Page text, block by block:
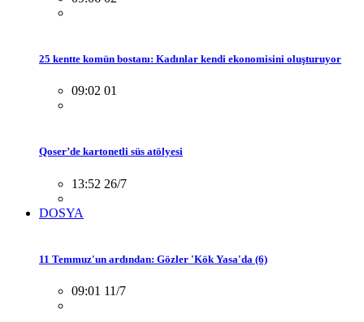
25 kentte komün bostanı: Kadınlar kendi ekonomisini oluşturuyor
09:02 01
Qoser’de kartonetli süs atölyesi
13:52 26/7
DOSYA
11 Temmuz'un ardından: Gözler 'Kök Yasa'da (6)
09:01 11/7